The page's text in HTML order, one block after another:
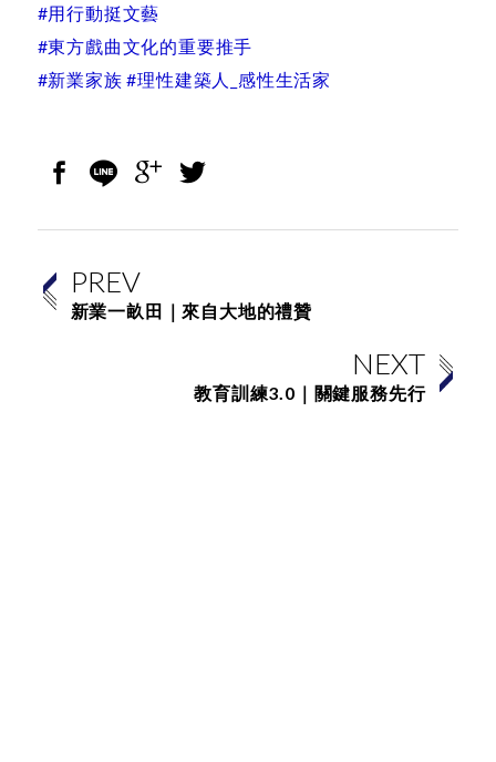
#用行動挺文藝
#東方戲曲文化的重要推手
#新業家族 #理性建築人_感性生活家
PREV
新業一畝田｜來自大地的禮贊
NEXT
教育訓練3.0｜關鍵服務先行